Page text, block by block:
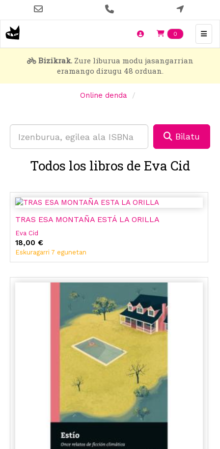
main
content
0 Items en
Bizikrak.Zure liburua modu jasangarrian
eramango dizugu 48 orduan.
Online denda
Bilatu
Todos los libros de Eva Cid
TRAS ESA MONTAÑA ESTÁ LA ORILLA
Eva Cid
18,00 €
Eskuragarri 7 egunetan